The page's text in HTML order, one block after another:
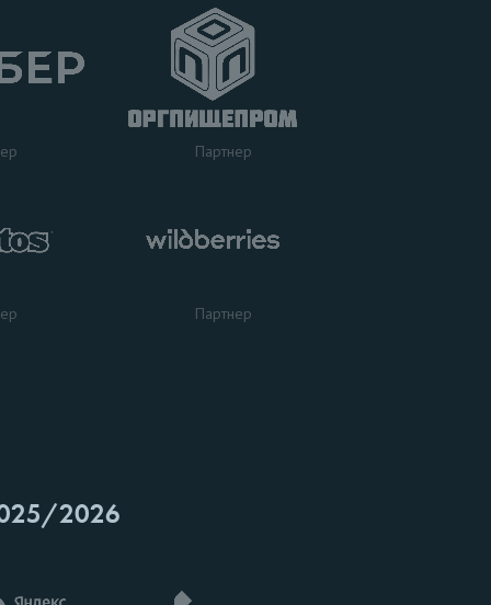
Партнер
Партнер
2026